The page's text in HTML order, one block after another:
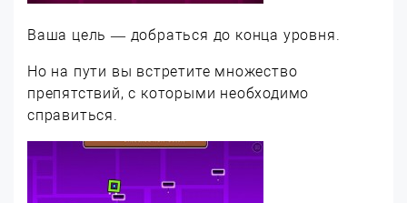
Ваша цель — добраться до конца уровня.
Но на пути вы встретите множество
препятствий, с которыми необходимо
справиться.